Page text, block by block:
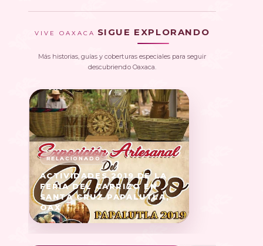
VIVE OAXACA SIGUE EXPLORANDO
Más historias, guías y coberturas especiales para seguir
descubriendo Oaxaca.
ACTIVIDADES 2019 DE LA
FERIA DEL CARRIZO EN
SANTA CRUZ PAPALUTLA,
OAX